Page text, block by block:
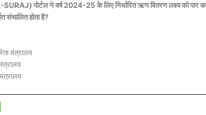
पोर्टल ने वर्ष 2024-25 के लिए निर्धारित ऋण वितरण लक्ष्य को पार
संचालित होता है?
मंत्रालय